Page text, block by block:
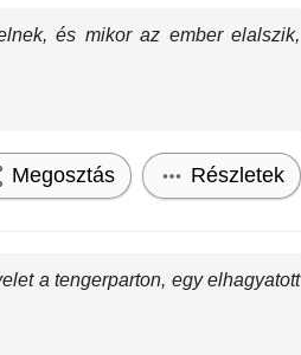
és mikor az ember elalszik,
Megosztás Részletek
a tengerparton, egy elhagyatott